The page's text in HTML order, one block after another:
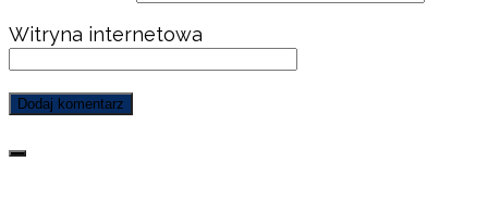
Witryna internetowa